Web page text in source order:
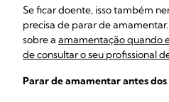
Se ficar doente, isso também
precisa de parar de amamentar.
sobre a amamentação quando
de consultar o seu profissional
Parar de amamentar antes dos